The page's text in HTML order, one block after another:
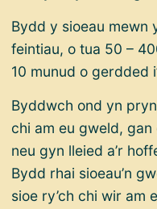
Bydd y sioeau mewn
feintiau, o tua 50 –
10 munud o gerdded
Byddwch ond yn
chi am eu gweld,
neu gyn lleied a’r
Bydd rhai sioeau’n
sioe ry’ch chi wir am